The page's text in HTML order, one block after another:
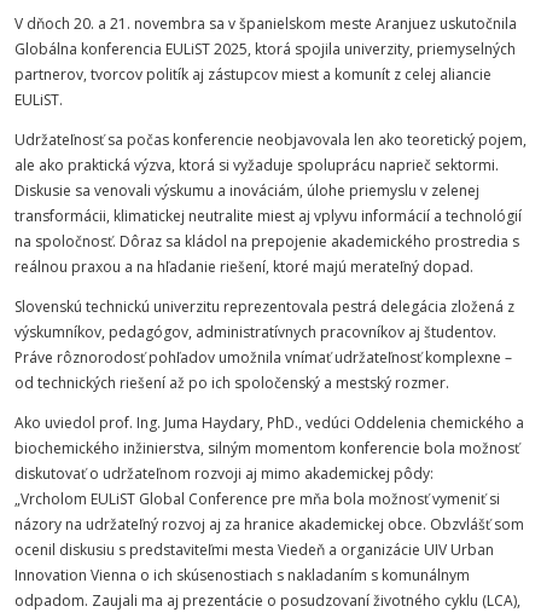
V dňoch 20. a 21. novembra sa v španielskom meste Aranjuez uskutočnila
Globálna konferencia EULiST 2025, ktorá spojila univerzity, priemyselných
partnerov, tvorcov politík aj zástupcov miest a komunít z celej aliancie
EULiST.
Udržateľnosť sa počas konferencie neobjavovala len ako teoretický pojem,
ale ako praktická výzva, ktorá si vyžaduje spoluprácu naprieč sektormi.
Diskusie sa venovali výskumu a inováciám, úlohe priemyslu v zelenej
transformácii, klimatickej neutralite miest aj vplyvu informácií a technológií
na spoločnosť. Dôraz sa kládol na prepojenie akademického prostredia s
reálnou praxou a na hľadanie riešení, ktoré majú merateľný dopad.
Slovenskú technickú univerzitu reprezentovala pestrá delegácia zložená z
výskumníkov, pedagógov, administratívnych pracovníkov aj študentov.
Práve rôznorodosť pohľadov umožnila vnímať udržateľnosť komplexne –
od technických riešení až po ich spoločenský a mestský rozmer.
Ako uviedol prof. Ing. Juma Haydary, PhD., vedúci Oddelenia chemického a
biochemického inžinierstva, silným momentom konferencie bola možnosť
diskutovať o udržateľnom rozvoji aj mimo akademickej pôdy:
„Vrcholom EULiST Global Conference pre mňa bola možnosť vymeniť si
názory na udržateľný rozvoj aj za hranice akademickej obce. Obzvlášť som
ocenil diskusiu s predstaviteľmi mesta Viedeň a organizácie UIV Urban
Innovation Vienna o ich skúsenostiach s nakladaním s komunálnym
odpadom. Zaujali ma aj prezentácie o posudzovaní životného cyklu (LCA),